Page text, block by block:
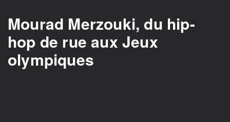
Mourad Merzouki, du hip-
hop de rue aux Jeux
olympiques